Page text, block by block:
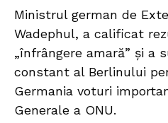
Ministrul german de
Wadephul, a calificat
„înfrângere amară” și a
constant al Berlinului
Germania voturi
Generale a ONU.